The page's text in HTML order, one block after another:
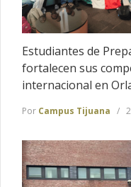
Estudiantes de
fortalecen sus
internacional en
Por Campus Tijuana